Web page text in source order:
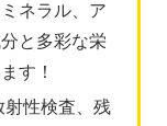
ネラル、ア
と多彩な栄
す！
射性検査、残